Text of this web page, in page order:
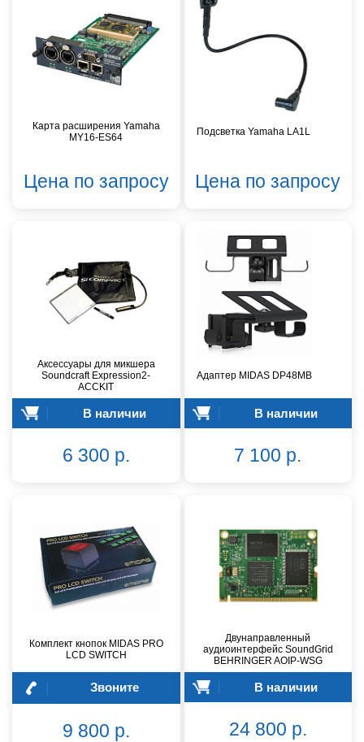
Карта расширения Yamaha
MY16-ES64
Цена по запросу
Подсветка Yamaha LA1L
Цена по запросу
Аксессуары для микшера
Soundcraft Expression2-
ACCKIT
В наличии
6 300 р.
Адаптер MIDAS DP48MB
В наличии
7 100 р.
Комплект кнопок MIDAS PRO
LCD SWITCH
Звоните
9 800 р.
Двунаправленный
аудиоинтерфейс SoundGrid
BEHRINGER AOIP-WSG
В наличии
24 800 р.